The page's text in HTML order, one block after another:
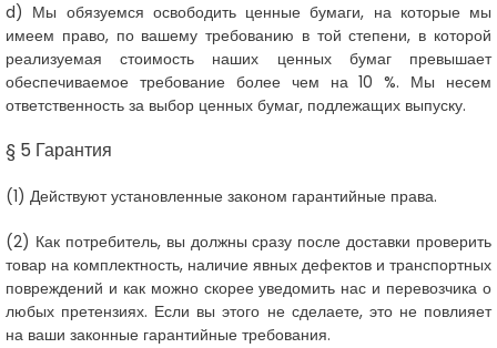
d) Мы обязуемся освободить ценные бумаги, на которые мы
имеем право, по вашему требованию в той степени, в которой
реализуемая стоимость наших ценных бумаг превышает
обеспечиваемое требование более чем на 10 %. Мы несем
ответственность за выбор ценных бумаг, подлежащих выпуску.
§ 5 Гарантия
(1) Действуют установленные законом гарантийные права.
(2) Как потребитель, вы должны сразу после доставки проверить
товар на комплектность, наличие явных дефектов и транспортных
повреждений и как можно скорее уведомить нас и перевозчика о
любых претензиях. Если вы этого не сделаете, это не повлияет
на ваши законные гарантийные требования.